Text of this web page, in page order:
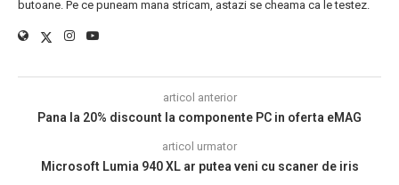
butoane. Pe ce puneam mana stricam, astazi se cheama ca le testez.
articol anterior
Pana la 20% discount la componente PC in oferta eMAG
articol urmator
Microsoft Lumia 940 XL ar putea veni cu scaner de iris